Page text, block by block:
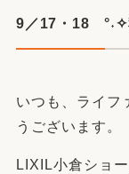
9／17・18 °˖✧
いつも、ライフ
うございます。
LIXIL小倉ショ